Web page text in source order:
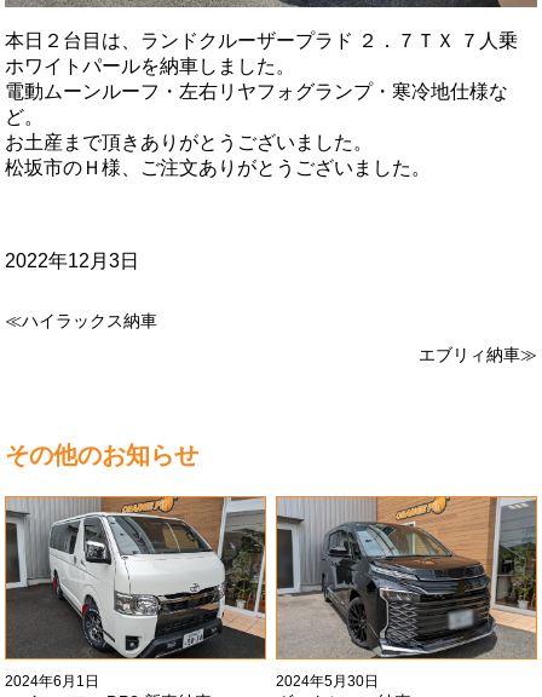
本日２台目は、ランドクルーザープラド ２．７ＴＸ ７人乗
ホワイトパールを納車しました。
電動ムーンルーフ・左右リヤフォグランプ・寒冷地仕様な
ど。
お土産まで頂きありがとうございました。
松坂市のＨ様、ご注文ありがとうございました。
2022年12月3日
≪ハイラックス納車
エブリィ納車≫
その他のお知らせ
2024年6月1日 2024年5月30日